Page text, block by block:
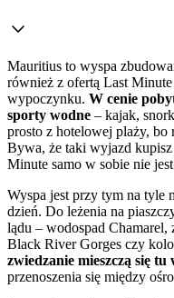
Mauritius to wyspa
również z ofertą Last
wypoczynku. W cenie
sporty wodne – kajak,
prosto z hotelowej plaży, bo
Bywa, że taki wyjazd kupisz
Minute samo w sobie nie
Wyspa jest przy tym na tyle
dzień. Do leżenia na
lądu – wodospad
Black River Gorges czy
zwiedzanie mieszczą się
przenoszenia się między